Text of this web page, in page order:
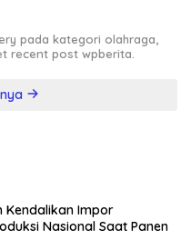
pada kategori olahraga,
recent post wpberita.
Kendalikan Impor
Nasional Saat Panen